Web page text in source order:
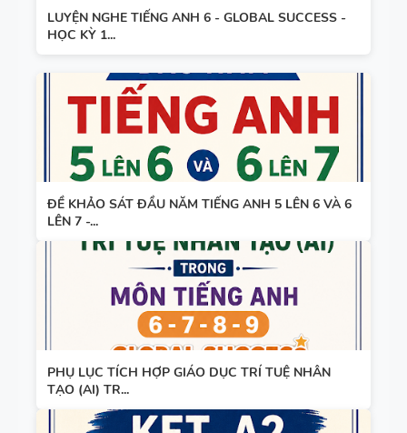
LUYỆN NGHE TIẾNG ANH 6 - GLOBAL SUCCESS -
HỌC KỲ 1...
ĐỀ KHẢO SÁT ĐẦU NĂM TIẾNG ANH 5 LÊN 6 VÀ 6
LÊN 7 -...
PHỤ LỤC TÍCH HỢP GIÁO DỤC TRÍ TUỆ NHÂN
TẠO (AI) TR...